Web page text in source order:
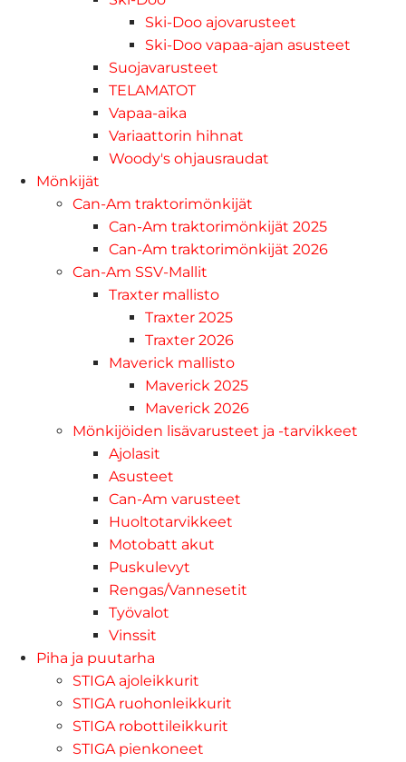
Ski-Doo ajovarusteet
Ski-Doo vapaa-ajan asusteet
Suojavarusteet
TELAMATOT
Vapaa-aika
Variaattorin hihnat
Woody's ohjausraudat
Mönkijät
Can-Am traktorimönkijät
Can-Am traktorimönkijät 2025
Can-Am traktorimönkijät 2026
Can-Am SSV-Mallit
Traxter mallisto
Traxter 2025
Traxter 2026
Maverick mallisto
Maverick 2025
Maverick 2026
Mönkijöiden lisävarusteet ja -tarvikkeet
Ajolasit
Asusteet
Can-Am varusteet
Huoltotarvikkeet
Motobatt akut
Puskulevyt
Rengas/Vannesetit
Työvalot
Vinssit
Piha ja puutarha
STIGA ajoleikkurit
STIGA ruohonleikkurit
STIGA robottileikkurit
STIGA pienkoneet